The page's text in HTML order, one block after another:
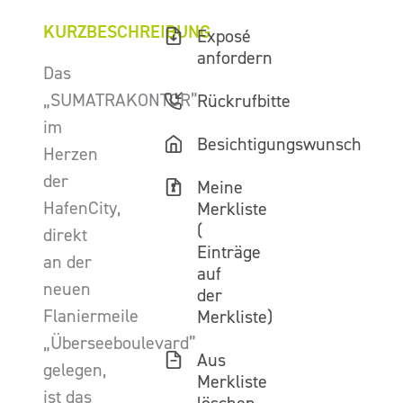
KURZBESCHREIBUNG
Das
„SUMATRAKONTOR”
im
Herzen
der
HafenCity,
direkt
an der
neuen
Flaniermeile
„Überseeboulevard”
gelegen,
ist das
Exposé
anfordern
Rückrufbitte
Besichtigungswunsch
Meine
Merkliste
(
Einträge
auf
der
Merkliste)
Aus
Merkliste